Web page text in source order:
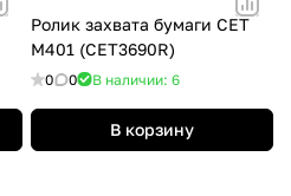
Ролик захвата бумаги CET
M401 (CET3690R)
0 0 В наличии: 6
В корзину